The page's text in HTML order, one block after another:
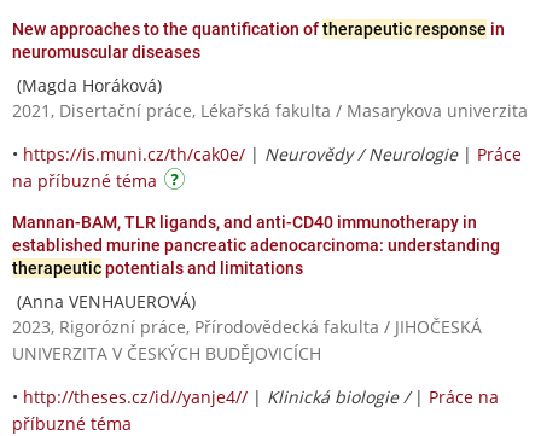
New approaches to the quantification oftherapeutic response in
neuromuscular diseases
(Magda Horáková)
2021, Disertační práce, Lékařská fakulta / Masarykova univerzita
• https://is.muni.cz/th/cak0e/ | Neurovědy / Neurologie| Práce
na příbuzné téma
Mannan-BAM, TLR ligands, and anti-CD40 immunotherapy in
established murine pancreatic adenocarcinoma: understanding
therapeuticpotentials and limitations
(Anna VENHAUEROVÁ)
2023, Rigorózní práce, Přírodovědecká fakulta / JIHOČESKÁ
UNIVERZITA V ČESKÝCH BUDĚJOVICÍCH
• http://theses.cz/id//yanje4// | Klinická biologie / | Práce na
příbuzné téma